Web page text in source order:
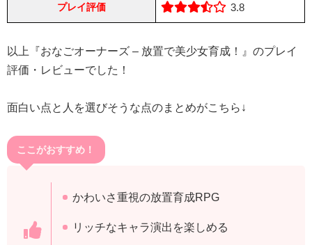
プレイ評価 3.8
以上『おなごオーナーズ – 放置で美少女育成！』のプレイ
評価・レビューでした！
面白い点と人を選びそうな点のまとめがこちら↓
ここがおすすめ！
かわいさ重視の放置育成RPG
リッチなキャラ演出を楽しめる